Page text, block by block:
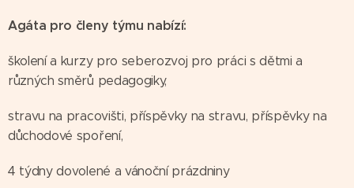
Agáta pro členy týmu nabízí:
školení a kurzy pro seberozvoj pro práci s dětmi a
různých směrů pedagogiky,
stravu na pracovišti, příspěvky na stravu, příspěvky na
důchodové spoření,
4 týdny dovolené a vánoční prázdniny